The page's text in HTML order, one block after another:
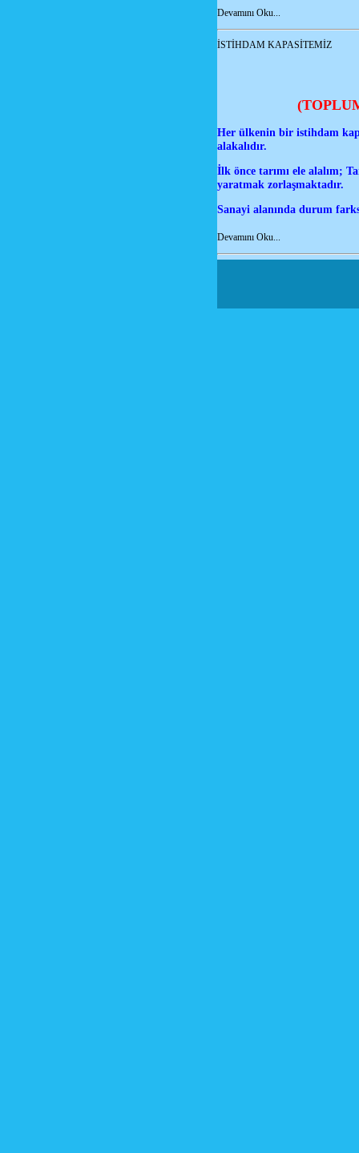
Devamını Oku...
İSTİHDAM KAPASİTEMİZ
Her ülkenin bir istihdam
alakalıdır.
İlk önce tarımı ele alalım;
yaratmak zorlaşmaktadır.
Sanayi alanında durum
Devamını Oku...